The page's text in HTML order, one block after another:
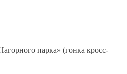
парка» (гонка кросс-